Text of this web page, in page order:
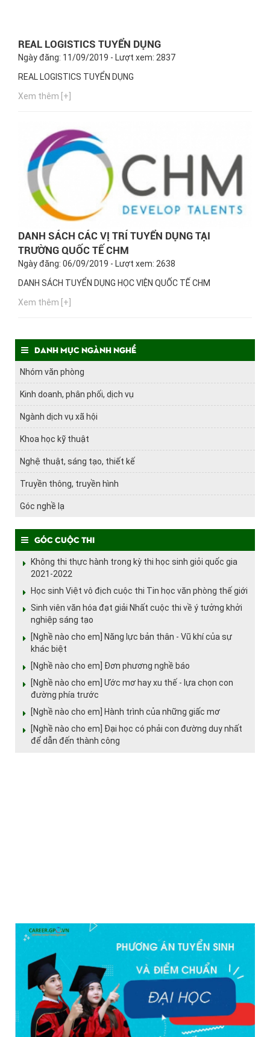
REAL LOGISTICS TUYỂN DỤNG
Ngày đăng: 11/09/2019 - Lượt xem: 2837
REAL LOGISTICS TUYỂN DỤNG
Xem thêm [+]
DANH SÁCH CÁC VỊ TRÍ TUYỂN DỤNG TẠI
TRƯỜNG QUỐC TẾ CHM
Ngày đăng: 06/09/2019 - Lượt xem: 2638
DANH SÁCH TUYỂN DỤNG HỌC VIỆN QUỐC TẾ CHM
Xem thêm [+]
Danh mục ngành nghề
Nhóm văn phòng
Kinh doanh, phân phối, dịch vụ
Ngành dịch vụ xã hội
Khoa học kỹ thuật
Nghệ thuật, sáng tạo, thiết kế
Truyền thông, truyền hình
Góc nghề lạ
Góc cuộc thi
Không thi thực hành trong kỳ thi học sinh giỏi quốc gia
2021-2022
Học sinh Việt vô địch cuộc thi Tin học văn phòng thế giới
Sinh viên văn hóa đạt giải Nhất cuộc thi về ý tưởng khởi
nghiệp sáng tạo
[Nghề nào cho em] Năng lực bản thân - Vũ khí của sự
khác biệt
[Nghề nào cho em] Đơn phương nghề báo
[Nghề nào cho em] Ước mơ hay xu thế - lựa chọn con
đường phía trước
[Nghề nào cho em] Hành trình của những giấc mơ
[Nghề nào cho em] Đại học có phải con đường duy nhất
để dẫn đến thành công